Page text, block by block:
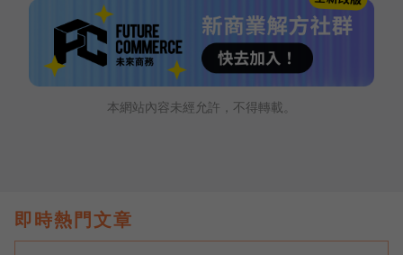
本網站內容未經允許，不得轉載。
即時熱門文章